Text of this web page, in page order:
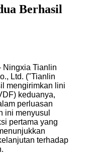
Berhasil
Ningxia Tianlin
Ltd. ("Tianlin
mengirimkan lini
keduanya,
perluasan
ini menyusul
pertama yang
terhadap